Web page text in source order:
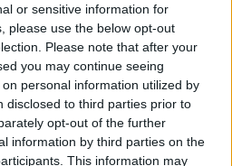
or sensitive information for
please use the below opt-out
Please note that after your
you may continue seeing
personal information utilized by
disclosed to third parties prior to
opt-out of the further
information by third parties on the
This information may
ΣΑΣ